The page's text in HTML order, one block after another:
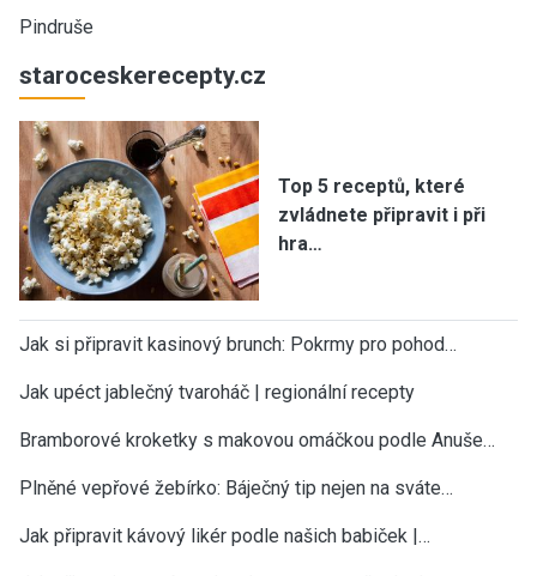
Pindruše
staroceskerecepty.cz
Top 5 receptů, které
zvládnete připravit i při
hra…
Jak si připravit kasinový brunch: Pokrmy pro pohod…
Jak upéct jablečný tvaroháč | regionální recepty
Bramborové kroketky s makovou omáčkou podle Anuše…
Plněné vepřové žebírko: Báječný tip nejen na sváte…
Jak připravit kávový likér podle našich babiček |…